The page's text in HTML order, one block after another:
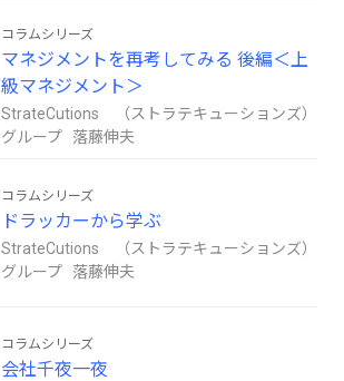
コラムシリーズ
マネジメントを再考してみる 後編＜上
級マネジメント＞
StrateCutions （ストラテキューションズ）
グループ 落藤伸夫
コラムシリーズ
ドラッカーから学ぶ
StrateCutions （ストラテキューションズ）
グループ 落藤伸夫
コラムシリーズ
会社千夜一夜